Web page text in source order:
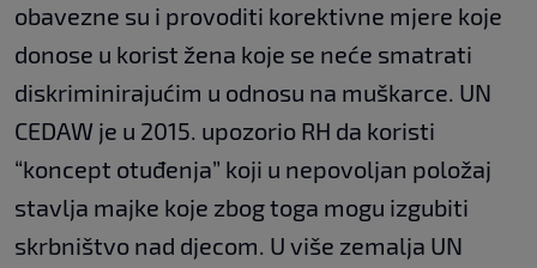
obavezne su i provoditi korektivne mjere koje
donose u korist žena koje se neće smatrati
diskriminirajućim u odnosu na muškarce. UN
CEDAW je u 2015. upozorio RH da koristi
“koncept otuđenja” koji u nepovoljan položaj
stavlja majke koje zbog toga mogu izgubiti
skrbništvo nad djecom. U više zemalja UN